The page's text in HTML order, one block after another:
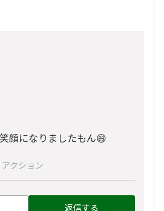
顔になりましたもん😄
クション
返信する